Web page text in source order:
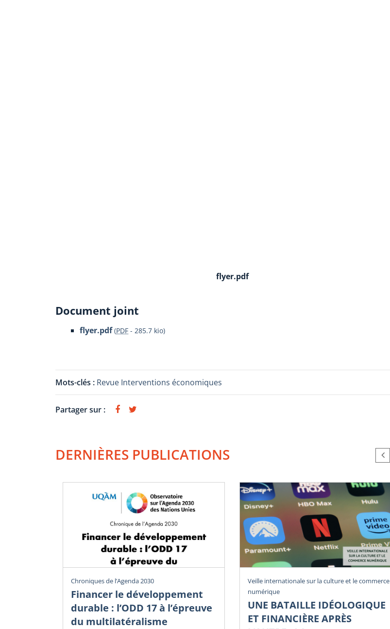
flyer.pdf
Document joint
flyer.pdf (PDF - 285.7 kio)
Mots-clés : Revue Interventions économiques
Partager sur :
DERNIÈRES PUBLICATIONS
Chroniques de l’Agenda 2030
Financer le développement
durable : l’ODD 17 à l’épreuve
du multilatéralisme
Veille internationale sur la culture et le commerce
numérique
UNE BATAILLE IDÉOLOGIQUE
ET FINANCIÈRE APRÈS